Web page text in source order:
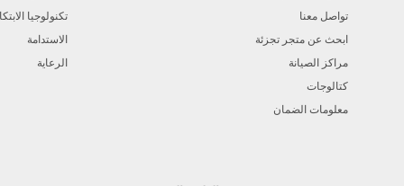
تواصل معنا
ابحث عن متجر تجزئة
مراكز الصيانة
كتالوجات
معلومات الضمان
تكنولوجيا
الاستدامة
الرعاية